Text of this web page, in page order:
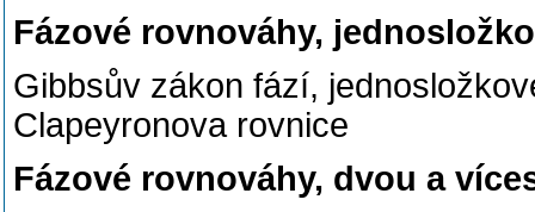
Fázové rovnováhy,
Gibbsův zákon fází,
Clapeyronova rovnice
Fázové rovnováhy, dvou a